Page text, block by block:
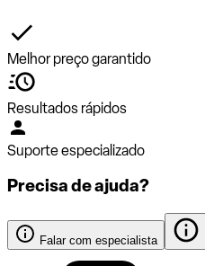
Melhor preço garantido
Resultados rápidos
Suporte especializado
Precisa de ajuda?
Falar com especialista